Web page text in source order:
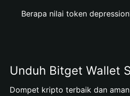
Berapa nilai token
Unduh Bitget Wallet
Dompet kripto terbaik dan